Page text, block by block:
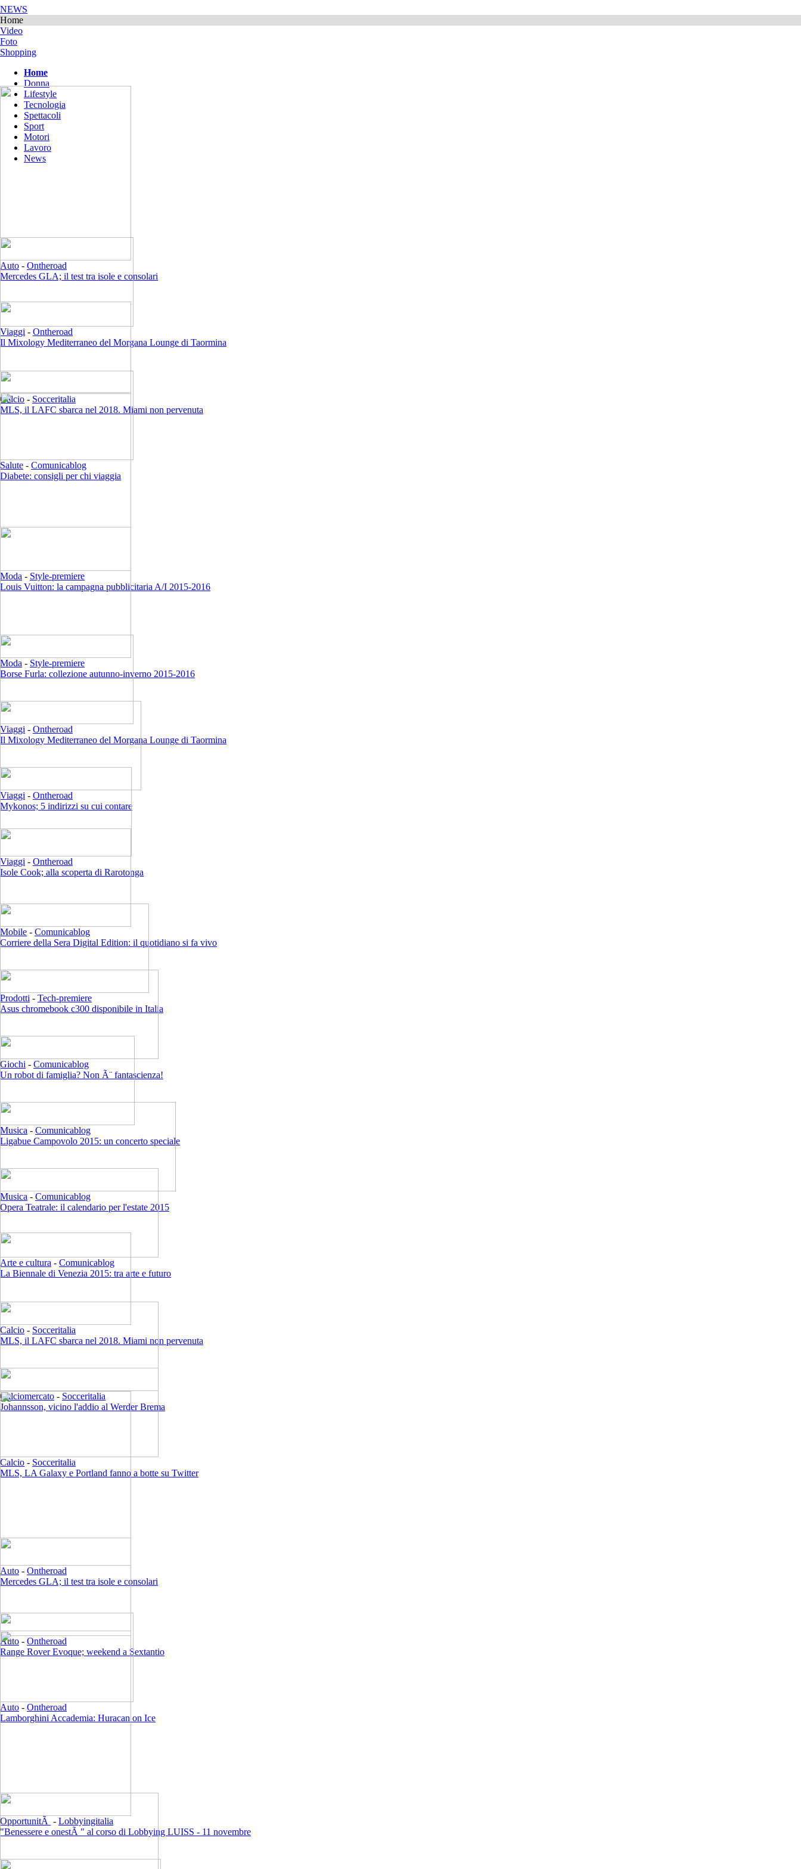
NEWS
Home
Video
Foto
Shopping
Home
Donna
Lifestyle
Tecnologia
Spettacoli
Sport
Motori
Lavoro
News
Auto - Ontheroad
Mercedes GLA; il test tra isole e consolari
Viaggi - Ontheroad
Il Mixology Mediterraneo del Morgana Lounge di Taormina
Calcio - Socceritalia
MLS, il LAFC sbarca nel 2018. Miami non pervenuta
Salute - Comunicablog
Diabete: consigli per chi viaggia
Moda - Style-premiere
Louis Vuitton: la campagna pubblicitaria A/I 2015-2016
Moda - Style-premiere
Borse Furla: collezione autunno-inverno 2015-2016
Viaggi - Ontheroad
Il Mixology Mediterraneo del Morgana Lounge di Taormina
Viaggi - Ontheroad
Mykonos; 5 indirizzi su cui contare
Viaggi - Ontheroad
Isole Cook; alla scoperta di Rarotonga
Mobile - Comunicablog
Corriere della Sera Digital Edition: il quotidiano si fa vivo
Prodotti - Tech-premiere
Asus chromebook c300 disponibile in Italia
Giochi - Comunicablog
Un robot di famiglia? Non Ã¨ fantascienza!
Musica - Comunicablog
Ligabue Campovolo 2015: un concerto speciale
Musica - Comunicablog
Opera Teatrale: il calendario per l'estate 2015
Arte e cultura - Comunicablog
La Biennale di Venezia 2015: tra arte e futuro
Calcio - Socceritalia
MLS, il LAFC sbarca nel 2018. Miami non pervenuta
Calciomercato - Socceritalia
Johannsson, vicino l'addio al Werder Brema
Calcio - Socceritalia
MLS, LA Galaxy e Portland fanno a botte su Twitter
Auto - Ontheroad
Mercedes GLA; il test tra isole e consolari
Auto - Ontheroad
Range Rover Evoque; weekend a Sextantio
Auto - Ontheroad
Lamborghini Accademia: Huracan on Ice
OpportunitÃ - Lobbyingitalia
"Benessere e onestÃ " al corso di Lobbying LUISS - 11 novembre